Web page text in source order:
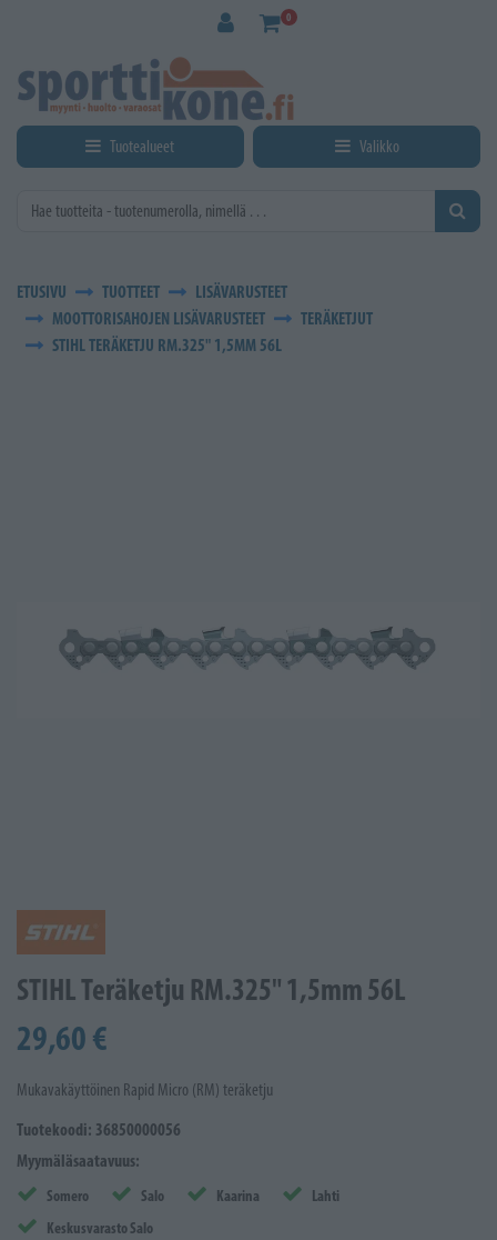
0
Tuotealueet Valikko
ETUSIVU TUOTTEET
LISÄVARUSTEET
MOOTTORISAHOJEN LISÄVARUSTEET
TERÄKETJUT
STIHL TERÄKETJU RM.325" 1,5MM 56L
STIHL Teräketju RM.325" 1,5mm 56L
29,60 €
Mukavakäyttöinen Rapid Micro (RM) teräketju
Tuotekoodi: 36850000056
Myymäläsaatavuus:
Somero Salo Kaarina
Lahti
Keskusvarasto Salo